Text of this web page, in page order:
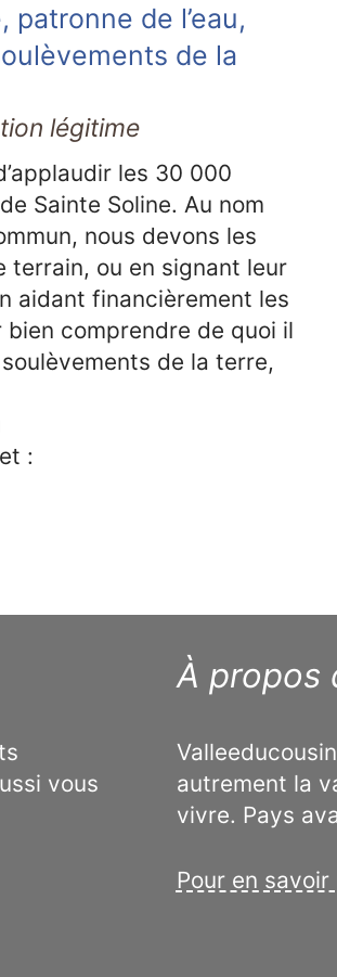
patronne de l’eau,
de la
légitime
les 30 000
Sainte Soline. Au nom
nous devons les
terrain, ou en signant leur
aidant financièrement les
comprendre de quoi il
de la terre,
:
vous
À propos
autrement la
vivre. Pays
Pour en savoir